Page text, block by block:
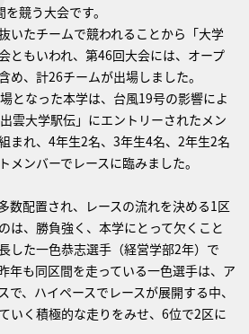
競う大会です。
いたチームで競われることから「大学
ともいわれ、第46回大会には、オープ
め、計26チームが出場しました。
となった本学は、台風19号の影響によ
雲大学駅伝」にエントリーされたメン
まれ、4年生2名、3年生4名、2年生2名
メンバーでレースに臨みました。
数配置され、レースの流れを決める1区
は、勝負強く、本学にとって欠くこと
した一色恭志選手（経営学部2年）で
年も同区間を走っている一色選手は、ア
で、ハイペースでレースが展開する中、
いく積極的な走りをみせ、6位で2区に